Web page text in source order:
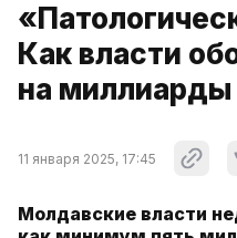
Как власти
на миллиарды
11 января 2025, 17:45
Молдавские власти